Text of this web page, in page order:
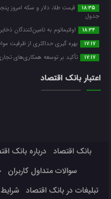
18:35
جدول
18:34 اولتیماتوم به تامین‌کنندگان
17:17 بهره گیری حداکثری از ظرفیت
17:17 تأکید بر توسعه همکاری‌های
اعتبار بانک اقتصاد
بانک اقتصاد درباره بانک
سوالات متداول کاربران
تبلیغات در بانک اقتصاد